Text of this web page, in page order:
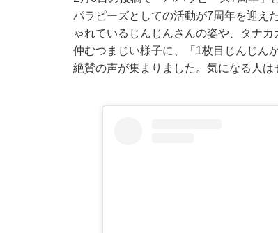
パラピーズとしての活動が7周年を迎え
ゃれているじんじんさんの姿や、タナ
仲むつまじい様子に、「1枚目じんじん
絶賛の声が集まりました。気になる人は